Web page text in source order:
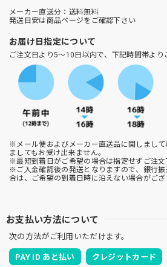
メーカー直送分：送料無料
発送目安は商品ページをご確認下さい
お届け日指定について
ご注文日より5～10日以内で、下記時間帯より
※メール便およびメーカー直送品に関しまして
ましてもお受け出来ません。
※最短到着日がご希望の場合は指定せずご注文
※ご入金確認後の発送となりますので、銀行
合は、ご希望の到着日時に沿えない場合がござ
お支払い方法について
次の方法がご利用いただけます。
PAY ID あと払い クレジットカード